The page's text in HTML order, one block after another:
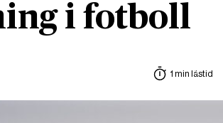
i fotboll
1 min lästid